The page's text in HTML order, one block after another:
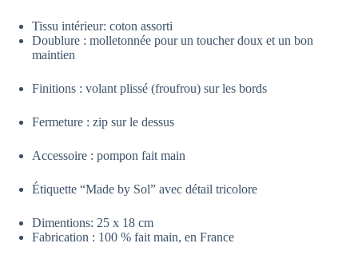
Tissu intérieur: coton assorti
Doublure : molletonnée pour un toucher doux et un bon
maintien
Finitions : volant plissé (froufrou) sur les bords
Fermeture : zip sur le dessus
Accessoire : pompon fait main
Étiquette “Made by Sol” avec détail tricolore
Dimentions: 25 x 18 cm
Fabrication : 100 % fait main, en France